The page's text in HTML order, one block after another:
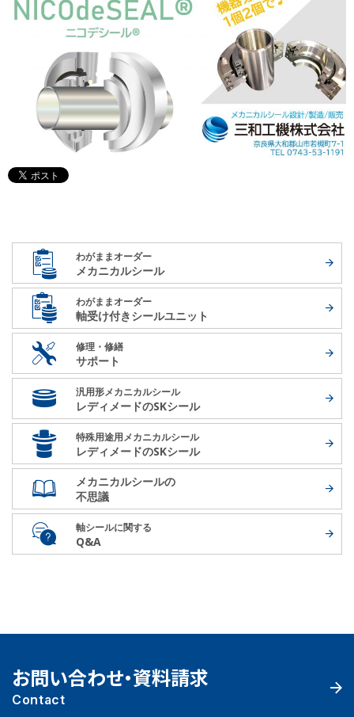
わがままオーダー
メカニカルシール
わがままオーダー
軸受け付きシールユニット
修理・修繕
サポート
汎用形メカニカルシール
レディメードのSKシール
特殊用途用メカニカルシール
レディメードのSKシール
メカニカルシールの
不思議
軸シールに関する
Q&A
お問い合わせ・資料請求
Contact